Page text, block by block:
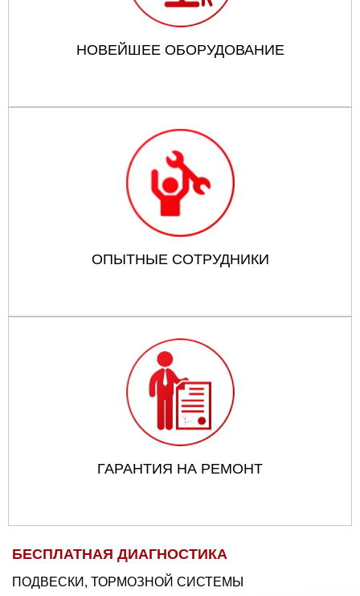
НОВЕЙШЕЕ ОБОРУДОВАНИЕ
ОПЫТНЫЕ СОТРУДНИКИ
ГАРАНТИЯ НА РЕМОНТ
БЕСПЛАТНАЯ ДИАГНОСТИКА
ПОДВЕСКИ, ТОРМОЗНОЙ СИСТЕМЫ